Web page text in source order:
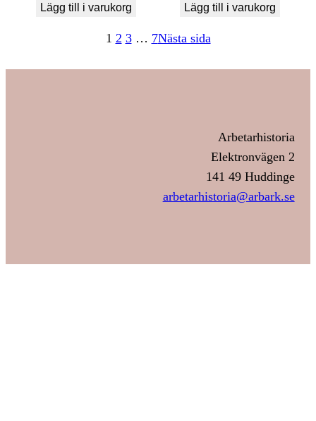
Lägg till i varukorg Lägg till i varukorg
1 2 3 … 7Nästa sida
Arbetarhistoria
Elektronvägen 2
141 49 Huddinge
arbetarhistoria@arbark.se